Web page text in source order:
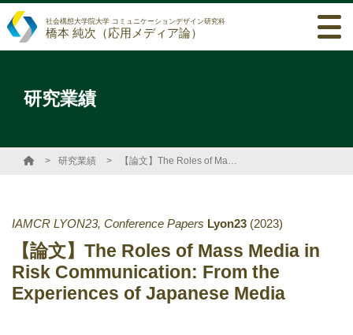
社会構想大学院大学 コミュニケーションデザイン研究科
橋本 純次（応用メディア論）
研究業績
研究業績 【論文】The Roles of Mass Media in Risk Communication: From the Experiences of Japanese Media
IAMCR LYON23, Conference Papers Lyon23 (2023)
【論文】The Roles of Mass Media in
Risk Communication: From the
Experiences of Japanese Media